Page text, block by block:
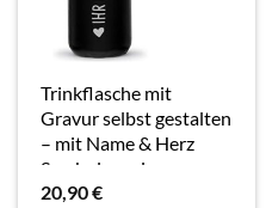
Trinkflasche mit
Gravur selbst gestalten
– mit Name & Herz
Symbol gravieren –
Glasflasche,
20,90€